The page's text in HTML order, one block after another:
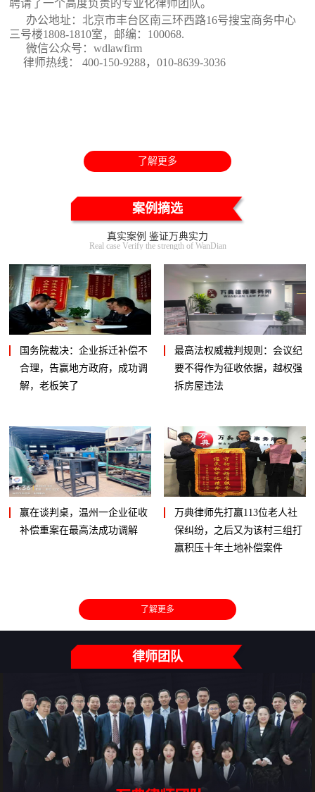
聘请了一个高度负责的专业化律师团队。
办公地址：北京市丰台区南三环西路16号搜宝商务中心
三号楼1808-1810室 ，邮编：100068.
微信公众号：wdlawfirm
律师热线： 400-150-9288，010-8639-3036
了解更多
案例摘选
真实案例 鉴证万典实力
Real case Verify the strength of WanDian
国务院裁决：企业拆迁补偿不
合理，告赢地方政府，成功调
解，老板笑了
最高法权威裁判规则：会议纪
要不得作为征收依据，越权强
拆房屋违法
赢在谈判桌，温州一企业征收
补偿重案在最高法成功调解
万典律师先打赢113位老人社
保纠纷，之后又为该村三组打
赢积压十年土地补偿案件
了解更多
律师团队